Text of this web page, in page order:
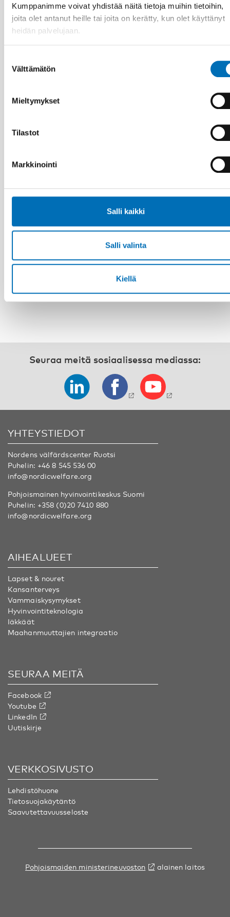
Kumppanimme voivat yhdistää näitä tietoja muihin tietoihin,
joita olet antanut heille tai joita on kerätty, kun olet käyttänyt
heidän palvelujaan.
valinta
Välttämätön
Mieltymykset
Tilastot
Markkinointi
Salli kaikki
Salli valinta
Kiellä
Tactile Working Memory Scale – A Professional
Manual
10 11
VAMMAISKYSYMYKSET
Neljäs pohjoismais-balttilainen kokous
Osallistava kriisivalmius – Pohjoismais-
Seuraa meitä sosiaalisessa mediassa:
YHTEYSTIEDOT
Nordens välfärdscenter Ruotsi
Puhelin: +46 8 545 536 00
info@nordicwelfare.org
Pohjoismainen hyvinvointikeskus Suomi
Puhelin: +358 (0)20 7410 880
info@nordicwelfare.org
AIHEALUEET
Lapset & nouret
Kansanterveys
Vammaiskysymykset
Hyvinvointiteknologia
Iäkkäät
Maahanmuuttajien integraatio
SEURAA MEITÄ
Facebook
Youtube
LinkedIn
Uutiskirje
VERKKOSIVUSTO
Lehdistöhuone
Tietosuojakäytäntö
Saavutettavuusseloste
Pohjoismaiden ministerineuvoston alainen laitos